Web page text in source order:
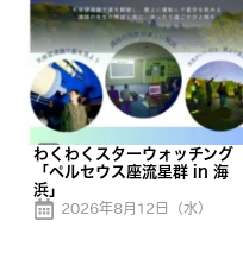
わくわくスターウォッチング
「ペルセウス座流星群 in 海
浜」
2026年8月12日（水）